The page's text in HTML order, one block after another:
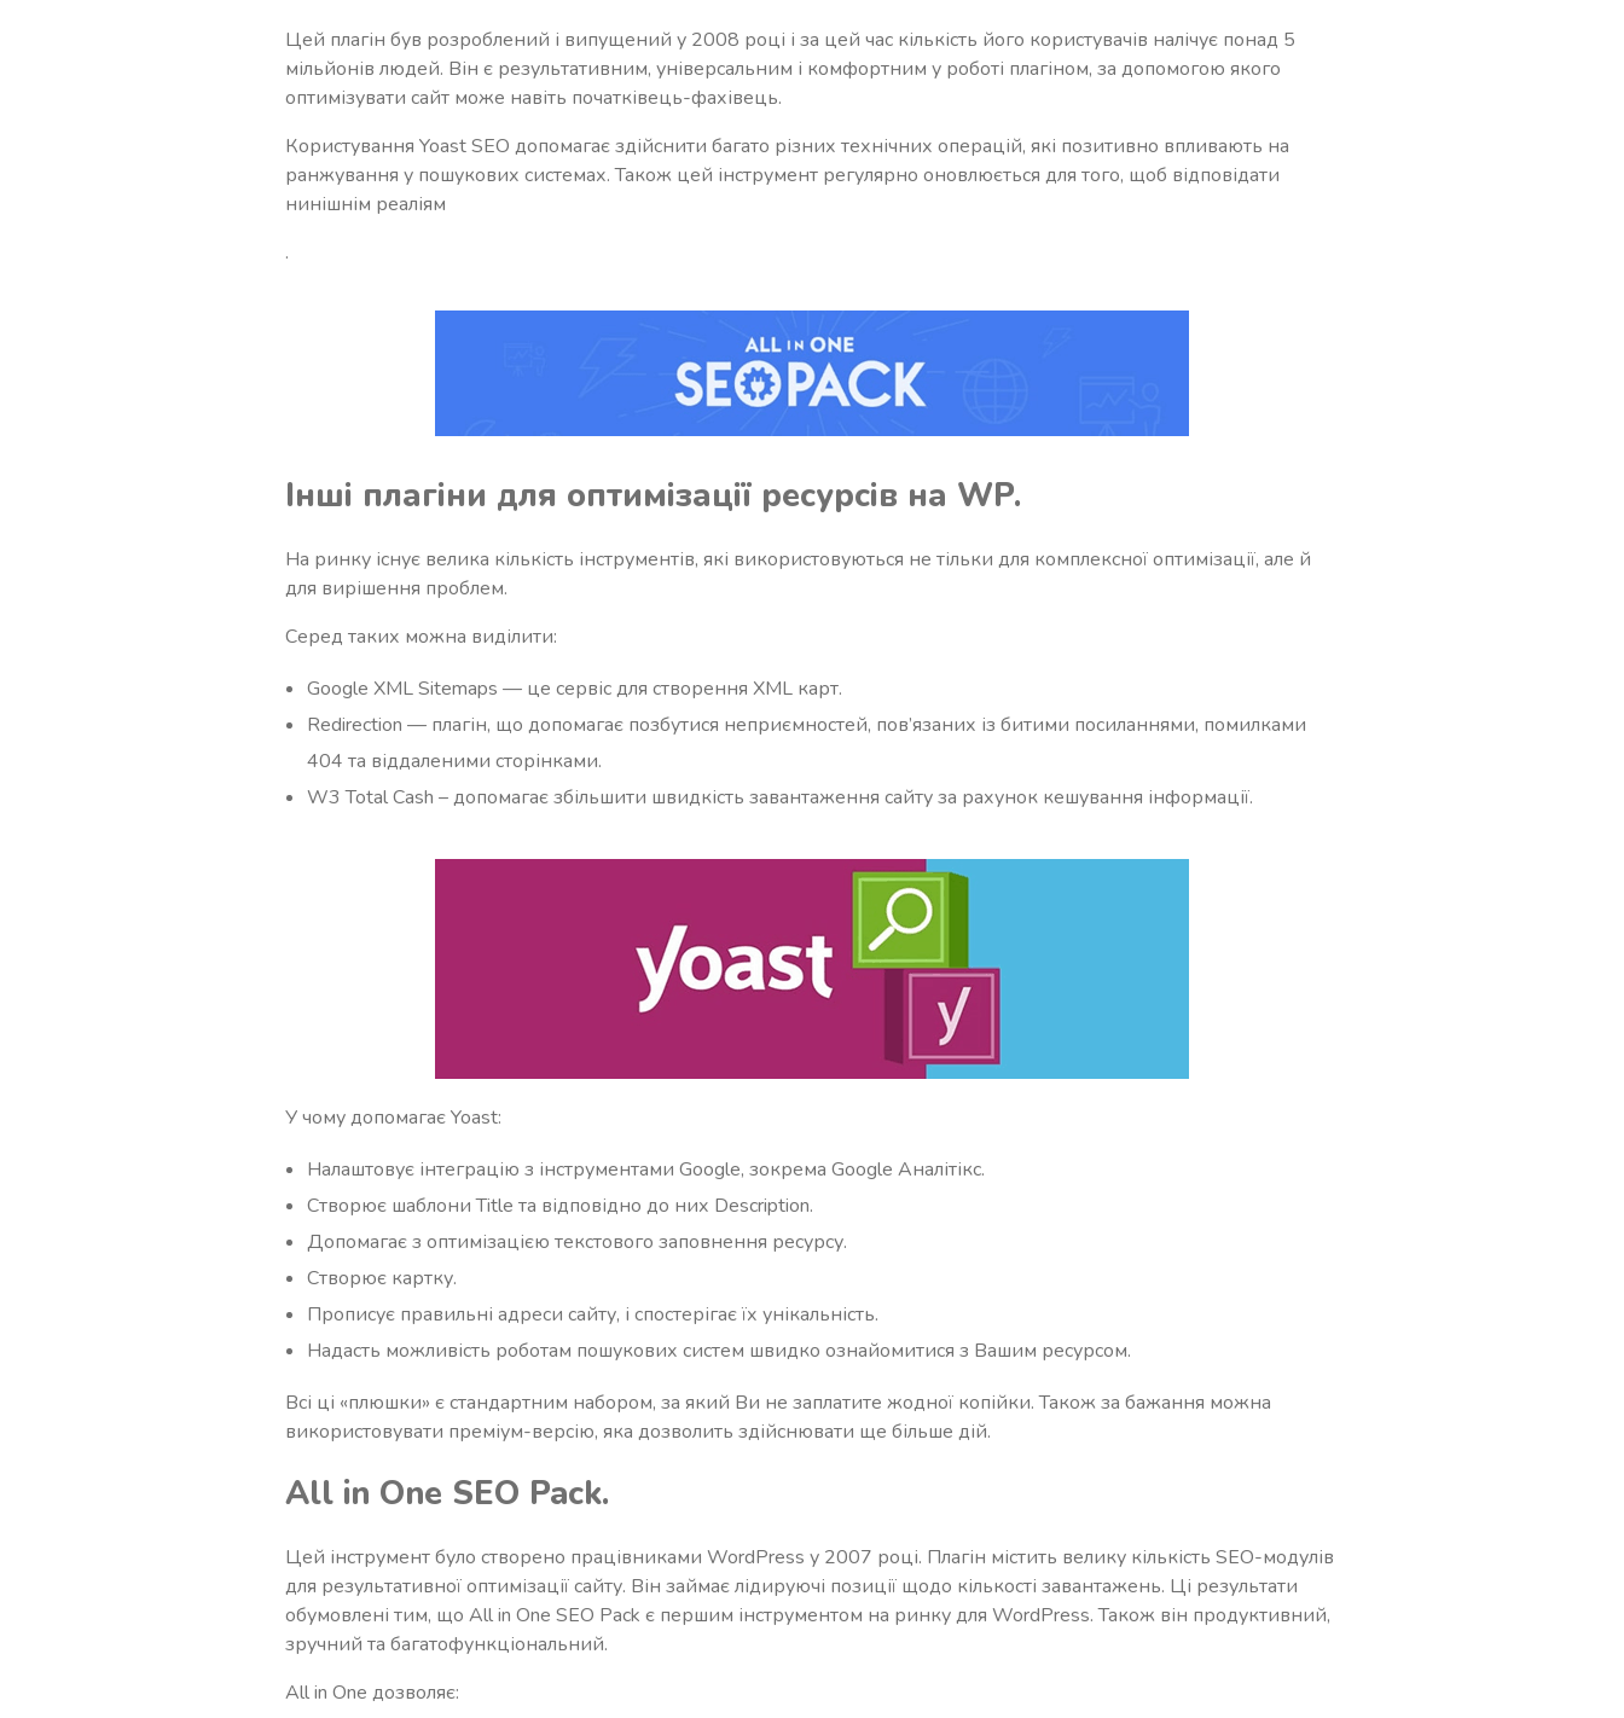
Цей плагін був розроблений і випущений у 2008 році і за цей час кількість його користувачів налічує понад 5
мільйонів людей. Він є результативним, універсальним і комфортним у роботі плагіном, за допомогою якого
оптимізувати сайт може навіть початківець-фахівець.
Користування Yoast SEO допомагає здійснити багато різних технічних операцій, які позитивно впливають на
ранжування у пошукових системах. Також цей інструмент регулярно оновлюється для того, щоб відповідати
нинішнім реаліям
.
Інші плагіни для оптимізації ресурсів на WP.
На ринку існує велика кількість інструментів, які використовуються не тільки для комплексної оптимізації, але й
для вирішення проблем.
Серед таких можна виділити:
Google XML Sitemaps — це сервіс для створення XML карт.
Redirection — плагін, що допомагає позбутися неприємностей, пов’язаних із битими посиланнями, помилками
404 та віддаленими сторінками.
W3 Total Cash – допомагає збільшити швидкість завантаження сайту за рахунок кешування інформації.
У чому допомагає Yoast:
Налаштовує інтеграцію з інструментами Google, зокрема Google Аналітікс.
Створює шаблони Title та відповідно до них Description.
Допомагає з оптимізацією текстового заповнення ресурсу.
Створює картку.
Прописує правильні адреси сайту, і спостерігає їх унікальність.
Надасть можливість роботам пошукових систем швидко ознайомитися з Вашим ресурсом.
Всі ці «плюшки» є стандартним набором, за який Ви не заплатите жодної копійки. Також за бажання можна
використовувати преміум-версію, яка дозволить здійснювати ще більше дій.
All in One SEO Pack.
Цей інструмент було створено працівниками WordPress у 2007 році. Плагін містить велику кількість SEO-модулів
для результативної оптимізації сайту. Він займає лідируючі позиції щодо кількості завантажень. Ці результати
обумовлені тим, що All in One SEO Pack є першим інструментом на ринку для WordPress. Також він продуктивний,
зручний та багатофункціональний.
All in One дозволяє: